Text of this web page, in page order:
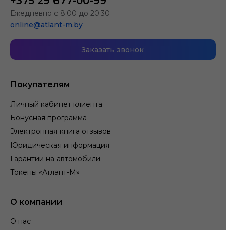
Покупателям
Личный кабинет клиента
Бонусная программа
Электронная книга отзывов
Юридическая информация
Гарантии на автомобили
Токены «Атлант-М»
О компании
О нас
Ежедневно с 8:00 до 20:30
online@atlant-m.by
Заказать звонок